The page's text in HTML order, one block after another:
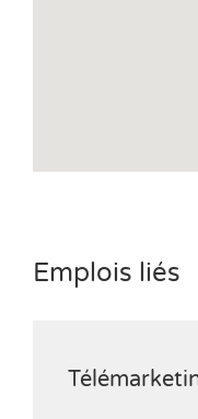
Emplois liés